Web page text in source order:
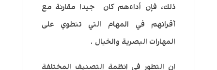
ذلك، فإن أداءهم كان جيدا مقارنة مع
أقرانهم في المهام التي تنطوي على
المهارات البصرية والخيال .
ان التطور في انظمة التصنيف المختلفة